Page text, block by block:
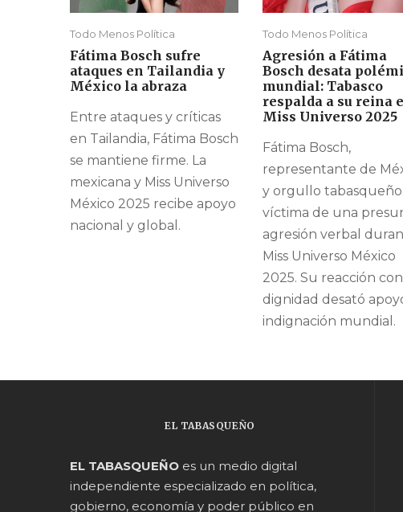
Todo Menos Política
Fátima Bosch sufre
ataques en Tailandia y
México la abraza
Entre ataques y críticas
en Tailandia, Fátima Bosch
se mantiene firme. La
mexicana y Miss Universo
México 2025 recibe apoyo
nacional y global.
Todo Menos Política
Agresión a Fátima
Bosch desata
mundial: Tabasco
respalda a su reina
Miss Universo 2025
Fátima Bosch,
representante de
y orgullo
víctima de una
agresión verbal
Miss Universo México
2025. Su reacción con
dignidad desató
indignación mundial.
EL TABASQUEÑO
EL TABASQUEÑO es un medio digital
independiente especializado en política,
gobierno, economía y poder público en